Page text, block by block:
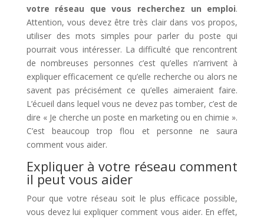
votre réseau que vous recherchez un emploi.
Attention, vous devez être très clair dans vos propos,
utiliser des mots simples pour parler du poste qui
pourrait vous intéresser. La difficulté que rencontrent
de nombreuses personnes c’est qu’elles n’arrivent à
expliquer efficacement ce qu’elle recherche ou alors ne
savent pas précisément ce qu’elles aimeraient faire.
L’écueil dans lequel vous ne devez pas tomber, c’est de
dire « Je cherche un poste en marketing ou en chimie ».
C’est beaucoup trop flou et personne ne saura
comment vous aider.
Expliquer à votre réseau comment
il peut vous aider
Pour que votre réseau soit le plus efficace possible,
vous devez lui expliquer comment vous aider. En effet,